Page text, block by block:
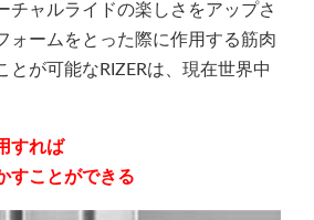
チャルライドの楽しさをアップさ
ォームをとった際に作用する筋肉
とが可能なRIZERは、現在世界中
すれば
すことができる